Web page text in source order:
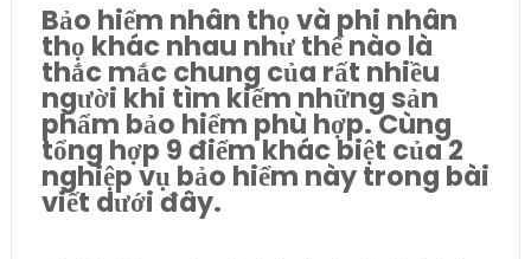
Bảo hiểm nhân thọ và phi nhân
thọ khác nhau như thế nào là
thắc mắc chung của rất nhiều
người khi tìm kiếm những sản
phẩm bảo hiểm phù hợp. Cùng
tổng hợp 9 điểm khác biệt của 2
nghiệp vụ bảo hiểm này trong bài
viết dưới đây.